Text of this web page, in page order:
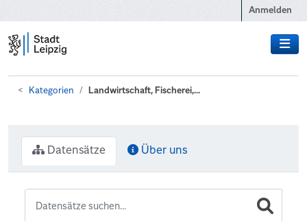
Anmelden
Kategorien Landwirtschaft, Fischerei,...
Datensätze Über uns